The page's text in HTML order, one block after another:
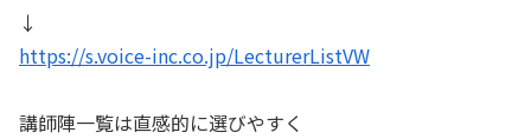
↓
https://s.voice-inc.co.jp/LecturerListVW
講師陣一覧は直感的に選びやすく